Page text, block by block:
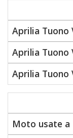
Aprilia Tuono
Aprilia Tuono
Aprilia Tuono
Moto usate a